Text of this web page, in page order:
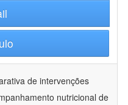
de intervenções
nutricional de